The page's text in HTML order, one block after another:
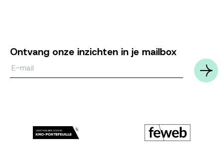
Ontvang onze inzichten in je mailbox